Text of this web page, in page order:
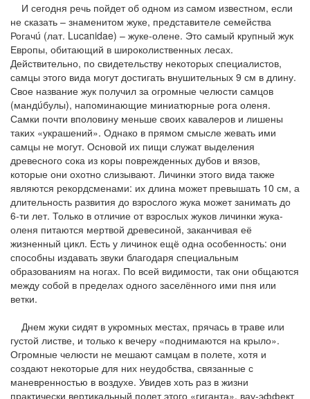
И сегодня речь пойдет об одном из самом известном, если
не сказать – знаменитом жуке, представителе семейства
Рогачú (лат. Lucanidae) – жуке-олене. Это самый крупный жук
Европы, обитающий в широколиственных лесах.
Действительно, по свидетельству некоторых специалистов,
самцы этого вида могут достигать внушительных 9 см в длину.
Свое название жук получил за огромные челюсти самцов
(мандúбулы), напоминающие миниатюрные рога оленя.
Самки почти вполовину меньше своих кавалеров и лишены
таких «украшений». Однако в прямом смысле жевать ими
самцы не могут. Основой их пищи служат выделения
древесного сока из коры поврежденных дубов и вязов,
которые они охотно слизывают. Личинки этого вида также
являются рекордсменами: их длина может превышать 10 см, а
длительность развития до взрослого жука может занимать до
6-ти лет. Только в отличие от взрослых жуков личинки жука-
оленя питаются мертвой древесиной, заканчивая её
жизненный цикл. Есть у личинок ещё одна особенность: они
способны издавать звуки благодаря специальным
образованиям на ногах. По всей видимости, так они общаются
между собой в пределах одного заселённого ими пня или
ветки.
Днем жуки сидят в укромных местах, прячась в траве или
густой листве, и только к вечеру «поднимаются на крыло».
Огромные челюсти не мешают самцам в полете, хотя и
создают некоторые для них неудобства, связанные с
маневренностью в воздухе. Увидев хоть раз в жизни
практически вертикальный полет этого «гиганта», вау-эффект